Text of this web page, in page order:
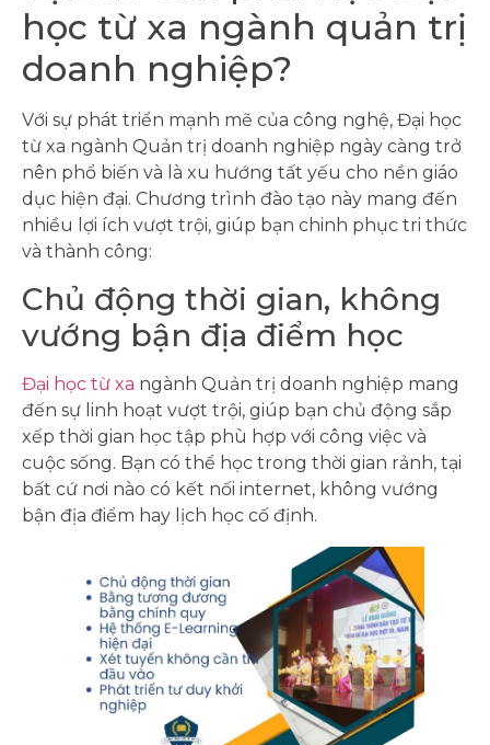
học từ xa ngành quản trị
doanh nghiệp?
Với sự phát triển mạnh mẽ của công nghệ, Đại học
từ xa ngành Quản trị doanh nghiệp ngày càng trở
nên phổ biến và là xu hướng tất yếu cho nền giáo
dục hiện đại. Chương trình đào tạo này mang đến
nhiều lợi ích vượt trội, giúp bạn chinh phục tri thức
và thành công:
Chủ động thời gian, không
vướng bận địa điểm học
Đại học từ xa ngành Quản trị doanh nghiệp mang
đến sự linh hoạt vượt trội, giúp bạn chủ động sắp
xếp thời gian học tập phù hợp với công việc và
cuộc sống. Bạn có thể học trong thời gian rảnh, tại
bất cứ nơi nào có kết nối internet, không vướng
bận địa điểm hay lịch học cố định.